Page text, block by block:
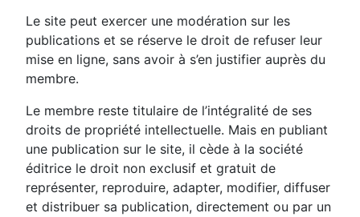
Le site peut exercer une modération sur les
publications et se réserve le droit de refuser leur
mise en ligne, sans avoir à s’en justifier auprès du
membre.
Le membre reste titulaire de l’intégralité de ses
droits de propriété intellectuelle. Mais en publiant
une publication sur le site, il cède à la société
éditrice le droit non exclusif et gratuit de
représenter, reproduire, adapter, modifier, diffuser
et distribuer sa publication, directement ou par un